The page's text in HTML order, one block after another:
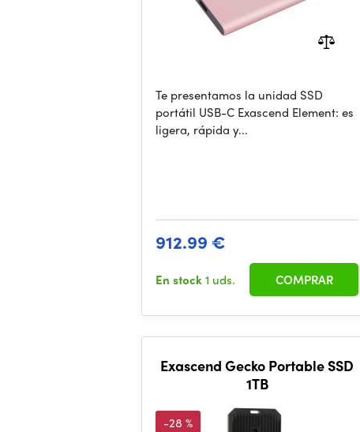
Te presentamos la unidad SSD
portátil USB-C Exascend Element: es
ligera, rápida y...
912.99 €
En stock1 uds. COMPRAR
Exascend Gecko Portable SSD
1TB
-28 %